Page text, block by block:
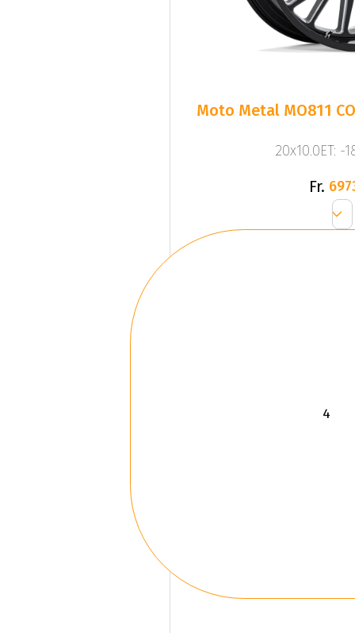
Moto Metal MO811
20x10.0ET: -
Fr.